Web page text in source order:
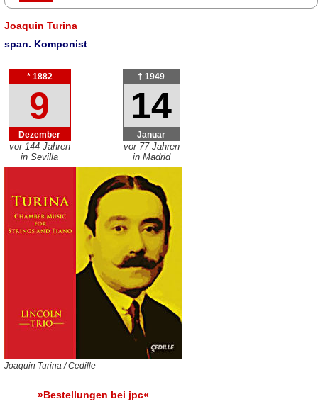
Joaquin Turina
span. Komponist
* 1882
9
Dezember
vor 144 Jahren
in Sevilla
† 1949
14
Januar
vor 77 Jahren
in Madrid
Joaquin Turina / Cedille
»Bestellungen bei jpc«